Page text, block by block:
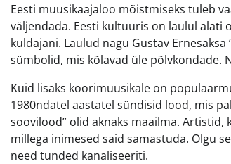
Eesti muusikaajaloo mõistmiseks tuleb
väljendada. Eesti kultuuris on laulul
kuldajani. Laulud nagu Gustav
sümbolid, mis kõlavad üle põlvkondade.
Kuid lisaks koorimuusikale on
1980ndatel aastatel sündisid lood, mis
soovilood” olid aknaks maailma.
millega inimesed said samastuda. Olgu
need tunded kanaliseeriti.